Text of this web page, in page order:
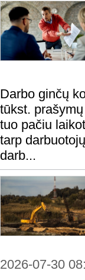
Darbo ginčų
tūkst.
tuo pačiu
tarp
darb...
2026-07-30